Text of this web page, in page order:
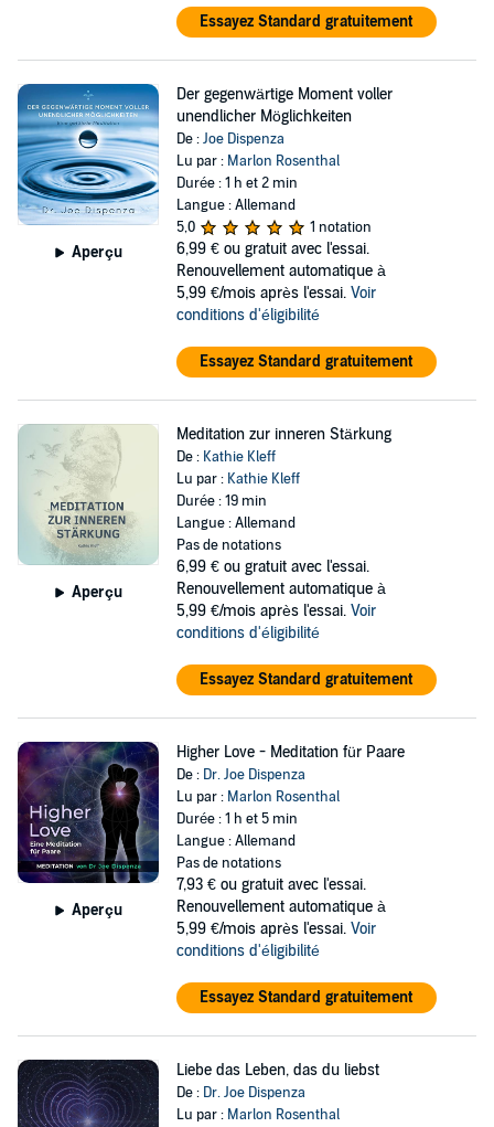
Essayez Standard gratuitement
Aperçu
Der gegenwärtige Moment voller
unendlicher Möglichkeiten
De :Joe Dispenza
Lu par : Marlon Rosenthal
Durée : 1 h et 2 min
Langue : Allemand
5,0
1 notation
6,99 € ou gratuit avec l'essai.
Renouvellement automatique à
5,99 €/mois après l'essai. Voir
conditions d'éligibilité
Essayez Standard gratuitement
Aperçu
Meditation zur inneren Stärkung
De : Kathie Kleff
Lu par : Kathie Kleff
Durée : 19 min
Langue : Allemand
Pas de notations
6,99 € ou gratuit avec l'essai.
Renouvellement automatique à
5,99 €/mois après l'essai. Voir
conditions d'éligibilité
Essayez Standard gratuitement
Aperçu
Higher Love - Meditation für Paare
De : Dr. Joe Dispenza
Lu par : Marlon Rosenthal
Durée : 1 h et 5 min
Langue : Allemand
Pas de notations
7,93 € ou gratuit avec l'essai.
Renouvellement automatique à
5,99 €/mois après l'essai. Voir
conditions d'éligibilité
Essayez Standard gratuitement
Liebe das Leben, das du liebst
De : Dr. Joe Dispenza
Lu par : Marlon Rosenthal